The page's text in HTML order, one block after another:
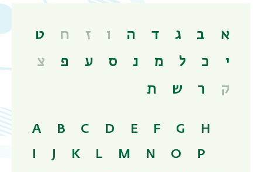
א ב ג ד ה ו ז ח
ט
י
כ ל מ נ ס ע פ
צ
ק
ר ש ת
A B C D E F G
H
J K L M N O
P